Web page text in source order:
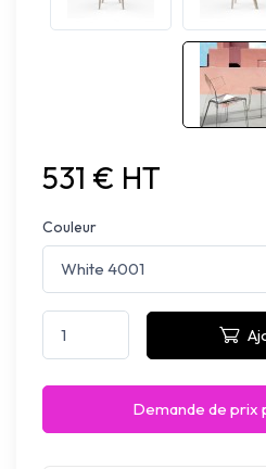
531 € HT
Couleur
Demande de prix